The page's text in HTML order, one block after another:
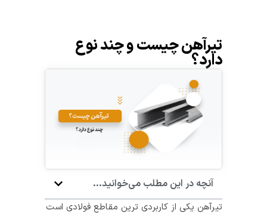
تیرآهن چیست و چند نوع
آنچه در این مطلب می‌خوانید...
تیرآهن یکی از کاربردی ترین مقاطع فولادی است